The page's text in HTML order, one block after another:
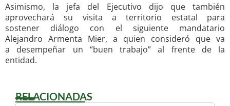
Asimismo, la jefa del Ejecutivo dijo que también
aprovechará su visita a territorio estatal para
sostener diálogo con el siguiente mandatario
Alejandro Armenta Mier, a quien consideró que va
a desempeñar un “buen trabajo” al frente de la
entidad.
RELACIONADAS